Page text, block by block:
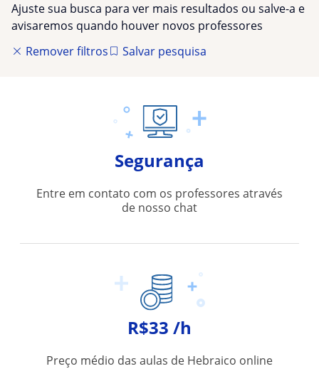
Ajuste sua busca para ver mais resultados ou salve-a e
avisaremos quando houver novos professores
Remover filtros
Salvar pesquisa
Segurança
Entre em contato com os professores através
de nosso chat
R$33 /h
Preço médio das aulas de Hebraico online